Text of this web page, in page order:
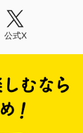
公式X